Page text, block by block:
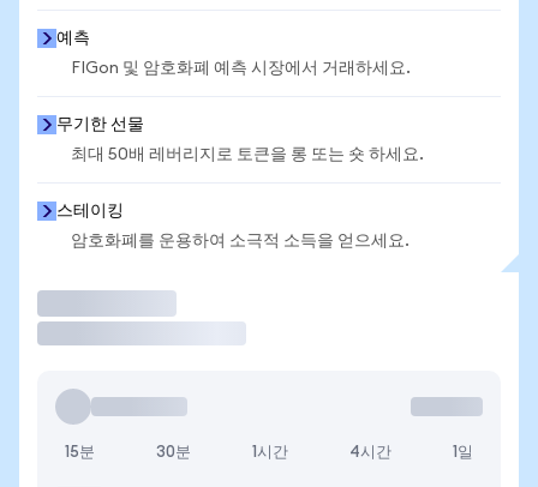
예측
FIGon 및 암호화폐 예측 시장에서 거래하세요.
무기한 선물
최대 50배 레버리지로 토큰을 롱 또는 숏 하세요.
스테이킹
암호화폐를 운용하여 소극적 소득을 얻으세요.
15분 30분 1시간 4시간 1일